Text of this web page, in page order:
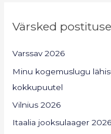
Värsked
Varssav 2026
Minu kogemuslugu
kokkupuutel
Vilnius 2026
Itaalia jooksulaager 2026